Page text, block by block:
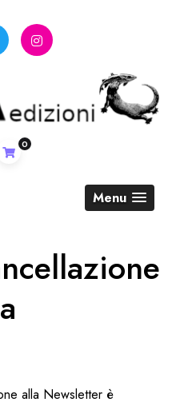
0
Menu
alla Newsletter è